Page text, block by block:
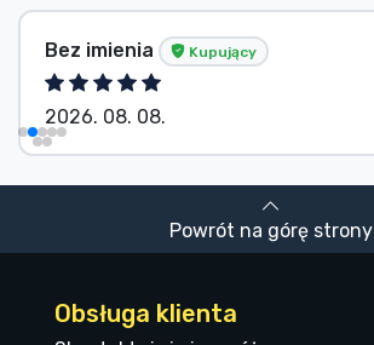
Bez imienia Kupujący
2026. 08. 08.
Powrót na górę strony
Obsługa klienta